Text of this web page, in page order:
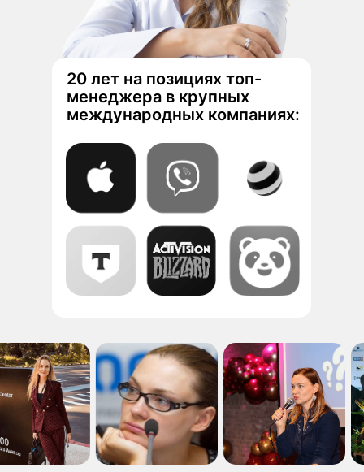
20 лет на позициях топ-
менеджера в крупных
международных компаниях: